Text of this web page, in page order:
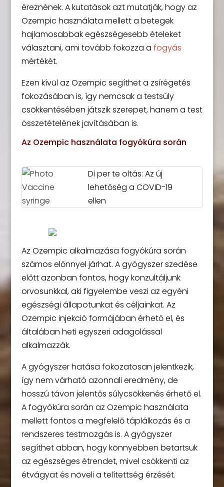
éreznének. A kutatások azt mutatják, hogy az
Ozempic használata mellett a betegek
hajlamosabbak egészségesebb ételeket
választani, ami tovább fokozza a fogyás
mértékét.
Ezen kívül az Ozempic segíthet a zsírégetés
fokozásában is, így nemcsak a testsúly
csökkentésében játszik szerepet, hanem a test
összetételének javításában is.
Az Ozempic használata fogyókúra során
Di per te oltás: Az új
lehetőség a COVID-19
ellen
Az Ozempic alkalmazása fogyókúra során
számos előnnyel járhat. A gyógyszer szedése
előtt azonban fontos, hogy konzultáljunk
orvosunkkal, aki figyelembe veszi az egyéni
egészségi állapotunkat és céljainkat. Az
Ozempic injekció formájában érhető el, és
általában heti egyszeri adagolással
alkalmazzák.
A gyógyszer hatása fokozatosan jelentkezik,
így nem várható azonnali eredmény, de
hosszú távon jelentős súlycsökkenés érhető el.
A fogyókúra során az Ozempic használata
mellett fontos a megfelelő táplálkozás és a
rendszeres testmozgás is. A gyógyszer
segíthet abban, hogy könnyebben betartsuk
az egészséges étrendet, mivel csökkenti az
étvágyat és növeli a telítettség érzését.